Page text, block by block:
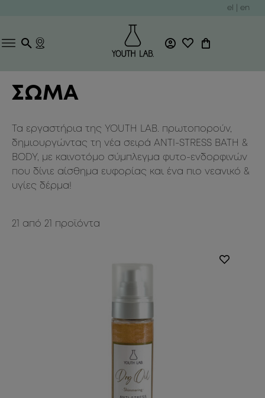
el en
ΣΩΜΑ
Τα εργαστήρια της YOUTH LAB. πρωτοπορούν,
δημιουργώντας τη νέα σειρά ANTI-STRESS BATH &
BODY, με καινοτόμο σύμπλεγμα φυτο-ενδορφινών
που δίνιε αίσθημα ευφορίας και ένα πιο νεανικό &
υγίες δέρμα!
21 από 21 προϊόντα